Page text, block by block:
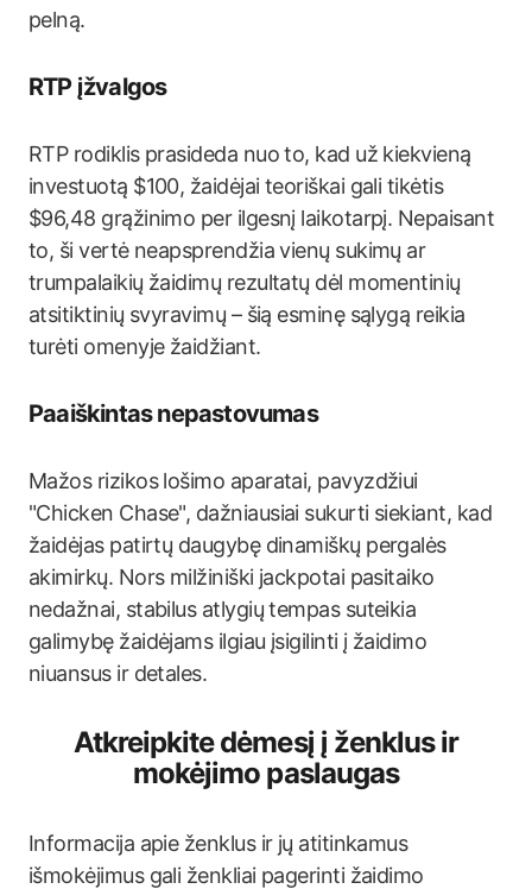
pelną.
RTP įžvalgos
RTP rodiklis prasideda nuo to, kad už kiekvieną
investuotą $100, žaidėjai teoriškai gali tikėtis
$96,48 grąžinimo per ilgesnį laikotarpį. Nepaisant
to, ši vertė neapsprendžia vienų sukimų ar
trumpalaikių žaidimų rezultatų dėl momentinių
atsitiktinių svyravimų – šią esminę sąlygą reikia
turėti omenyje žaidžiant.
Paaiškintas nepastovumas
Mažos rizikos lošimo aparatai, pavyzdžiui
"Chicken Chase", dažniausiai sukurti siekiant, kad
žaidėjas patirtų daugybę dinamiškų pergalės
akimirkų. Nors milžiniški jackpotai pasitaiko
nedažnai, stabilus atlygių tempas suteikia
galimybę žaidėjams ilgiau įsigilinti į žaidimo
niuansus ir detales.
Atkreipkite dėmesį į ženklus ir
mokėjimo paslaugas
Informacija apie ženklus ir jų atitinkamus
išmokėjimus gali ženkliai pagerinti žaidimo